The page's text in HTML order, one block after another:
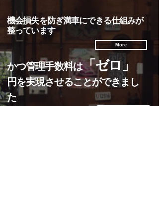
機会損失を防ぎ満車にできる仕組みが
整っています
More
かつ管理手数料は「ゼロ」
円を実現させることができまし
た